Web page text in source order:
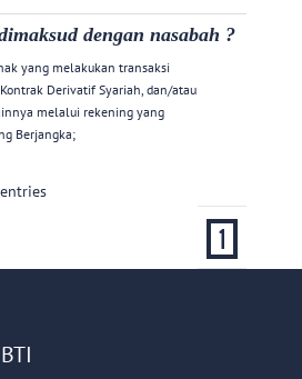
dengan nasabah ?
yang melakukan transaksi
Derivatif Syariah, dan/atau
melalui rekening yang
Berjangka;
1